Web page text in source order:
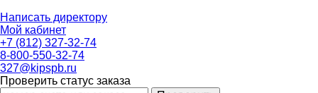
Написать директору
Мой кабинет
+7 (812) 327-32-74
8-800-550-32-74
327@kipspb.ru
Проверить статус заказа